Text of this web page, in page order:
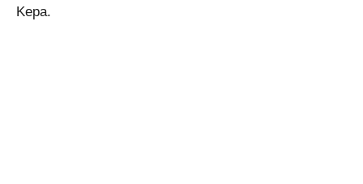
Kepa.